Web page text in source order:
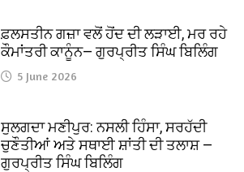
ਫ਼ਲਸਤੀਨ ਗਜ਼ਾ ਵਲੋਂ ਹੋਂਦ ਦੀ ਲੜਾਈ, ਮਰ ਰਹੇ
ਕੌਮਾਂਤਰੀ ਕਾਨੂੰਨ— ਗੁਰਪ੍ਰੀਤ ਸਿੰਘ ਬਿਲਿੰਗ
5 June 2026
ਸੁਲਗਦਾ ਮਣੀਪੁਰ: ਨਸਲੀ ਹਿੰਸਾ, ਸਰਹੱਦੀ
ਚੁਣੌਤੀਆਂ ਅਤੇ ਸਥਾਈ ਸ਼ਾਂਤੀ ਦੀ ਤਲਾਸ਼ —
ਗੁਰਪ੍ਰੀਤ ਸਿੰਘ ਬਿਲਿੰਗ